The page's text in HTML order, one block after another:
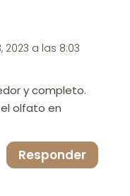
2023 a las 8:03
y completo.
olfato en
Responder